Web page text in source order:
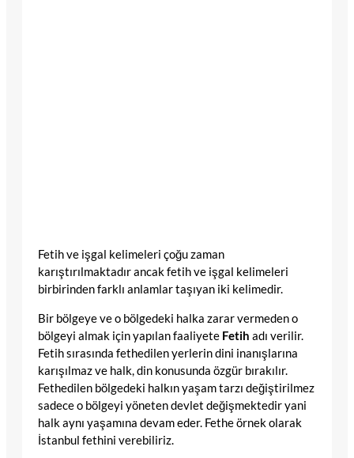
Fetih ve işgal kelimeleri çoğu zaman
karıştırılmaktadır ancak fetih ve işgal kelimeleri
birbirinden farklı anlamlar taşıyan iki kelimedir.
Bir bölgeye ve o bölgedeki halka zarar vermeden o
bölgeyi almak için yapılan faaliyete Fetih adı verilir.
Fetih sırasında fethedilen yerlerin dini inanışlarına
karışılmaz ve halk, din konusunda özgür bırakılır.
Fethedilen bölgedeki halkın yaşam tarzı değiştirilmez
sadece o bölgeyi yöneten devlet değişmektedir yani
halk aynı yaşamına devam eder. Fethe örnek olarak
İstanbul fethini verebiliriz.